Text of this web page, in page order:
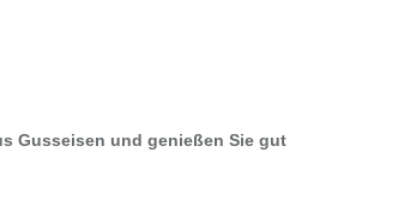
Gusseisen und genießen Sie gut